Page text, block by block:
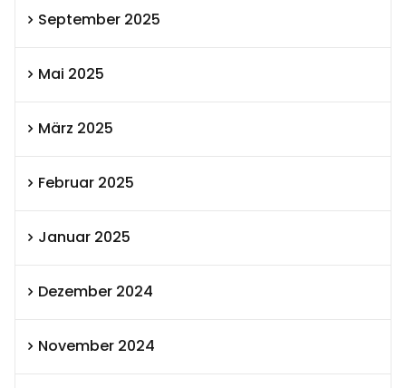
September 2025
Mai 2025
März 2025
Februar 2025
Januar 2025
Dezember 2024
November 2024